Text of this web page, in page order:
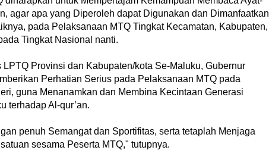
agar apa yang Diperoleh dapat Digunakan dan Dimanfaatkan
pada Pelaksanaan MTQ Tingkat Kecamatan, Kabupaten,
Tingkat Nasional nanti.
LPTQ Provinsi dan Kabupaten/kota Se-Maluku, Gubernur
Perhatian Serius pada Pelaksanaan MTQ pada
guna Menanamkan dan Membina Kecintaan Generasi
terhadap Al-qur’an.
penuh Semangat dan Sportifitas, serta tetaplah Menjaga
sesama Peserta MTQ," tutupnya.